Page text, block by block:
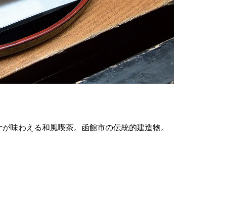
味わえる和風喫茶。函館市の伝統的建造物。